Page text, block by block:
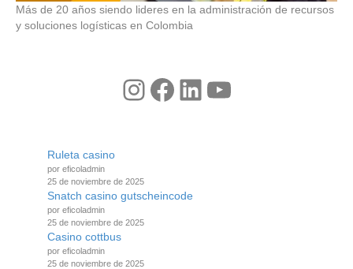
Más de 20 años siendo lideres en la administración de recursos
y soluciones logísticas en Colombia
Instagram
Facebook
LinkedIn
YouTube
Ruleta casino
por eficoladmin
25 de noviembre de 2025
Snatch casino gutscheincode
por eficoladmin
25 de noviembre de 2025
Casino cottbus
por eficoladmin
25 de noviembre de 2025